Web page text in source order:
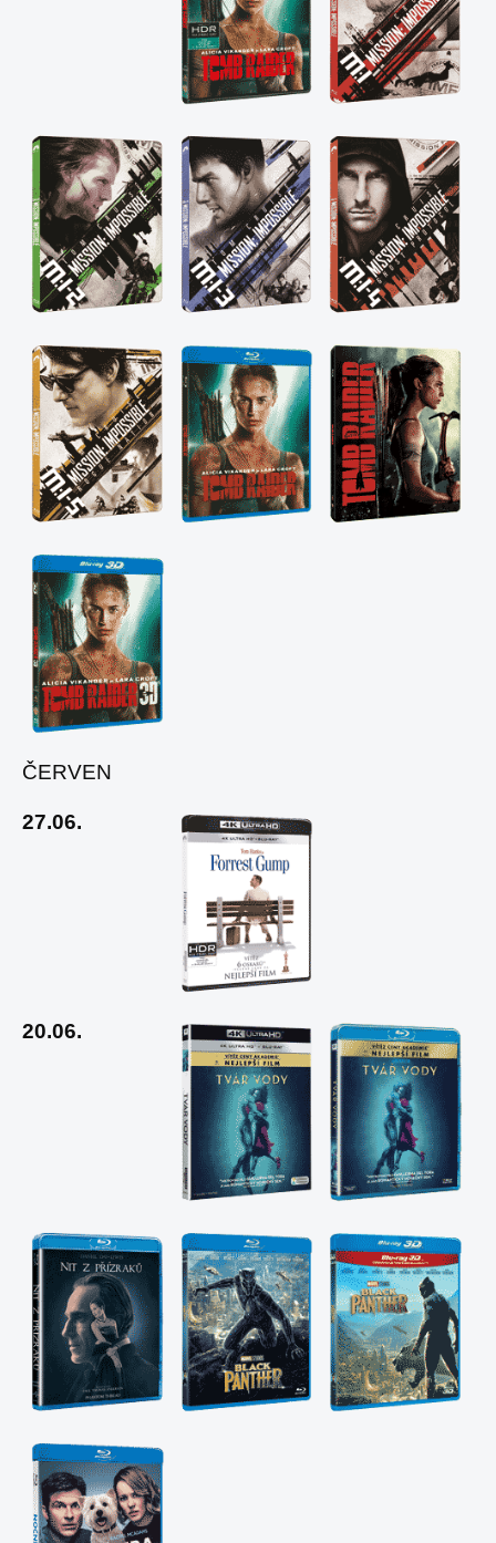
ČERVEN
27.06.
20.06.